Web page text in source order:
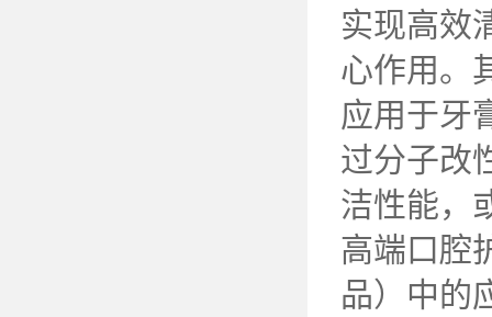
实现高效
心作用。
应用于牙
过分子改
洁性能，
高端口腔
品）中的